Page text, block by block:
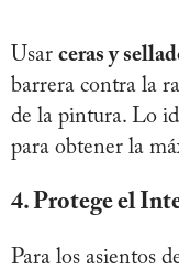
Usar ceras y
barrera contra la
de la pintura. Lo
para obtener la
4. Protege el
Para los asientos